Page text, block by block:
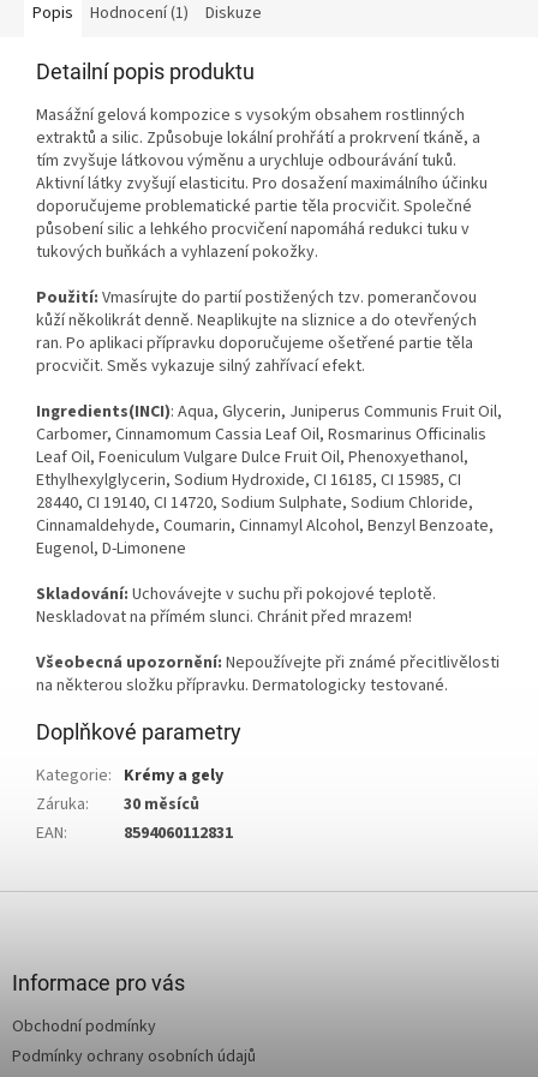
Popis Hodnocení (1) Diskuze
Detailní popis produktu
Masážní gelová kompozice s vysokým obsahem rostlinných
extraktů a silic. Způsobuje lokální prohřátí a prokrvení tkáně, a
tím zvyšuje látkovou výměnu a urychluje odbourávání tuků.
Aktivní látky zvyšují elasticitu. Pro dosažení maximálního účinku
doporučujeme problematické partie těla procvičit. Společné
působení silic a lehkého procvičení napomáhá redukci tuku v
tukových buňkách a vyhlazení pokožky.
Použití: Vmasírujte do partií postižených tzv. pomerančovou
kůží několikrát denně. Neaplikujte na sliznice a do otevřených
ran. Po aplikaci přípravku doporučujeme ošetřené partie těla
procvičit. Směs vykazuje silný zahřívací efekt.
Ingredients(INCI): Aqua, Glycerin, Juniperus Communis Fruit Oil,
Carbomer, Cinnamomum Cassia Leaf Oil, Rosmarinus Officinalis
Leaf Oil, Foeniculum Vulgare Dulce Fruit Oil, Phenoxyethanol,
Ethylhexylglycerin, Sodium Hydroxide, CI 16185, CI 15985, CI
28440, CI 19140, CI 14720, Sodium Sulphate, Sodium Chloride,
Cinnam­aldehyde, Coumarin, Cinnamyl Alcohol, Benzyl Benzoate,
Eugenol, D-Limonene
Skladování: Uchovávejte v suchu při pokojové teplotě.
Neskladovat na přímém slunci. Chránit před mrazem!
Všeobecná upozornění: Nepoužívejte při známé přecitlivělosti
na některou složku přípravku. Dermatologicky testované.
Doplňkové parametry
Kategorie: Krémy a gely
Záruka:
30 měsíců
EAN: 8594060112831
Informace pro vás
Obchodní podmínky
Podmínky ochrany osobních údajů